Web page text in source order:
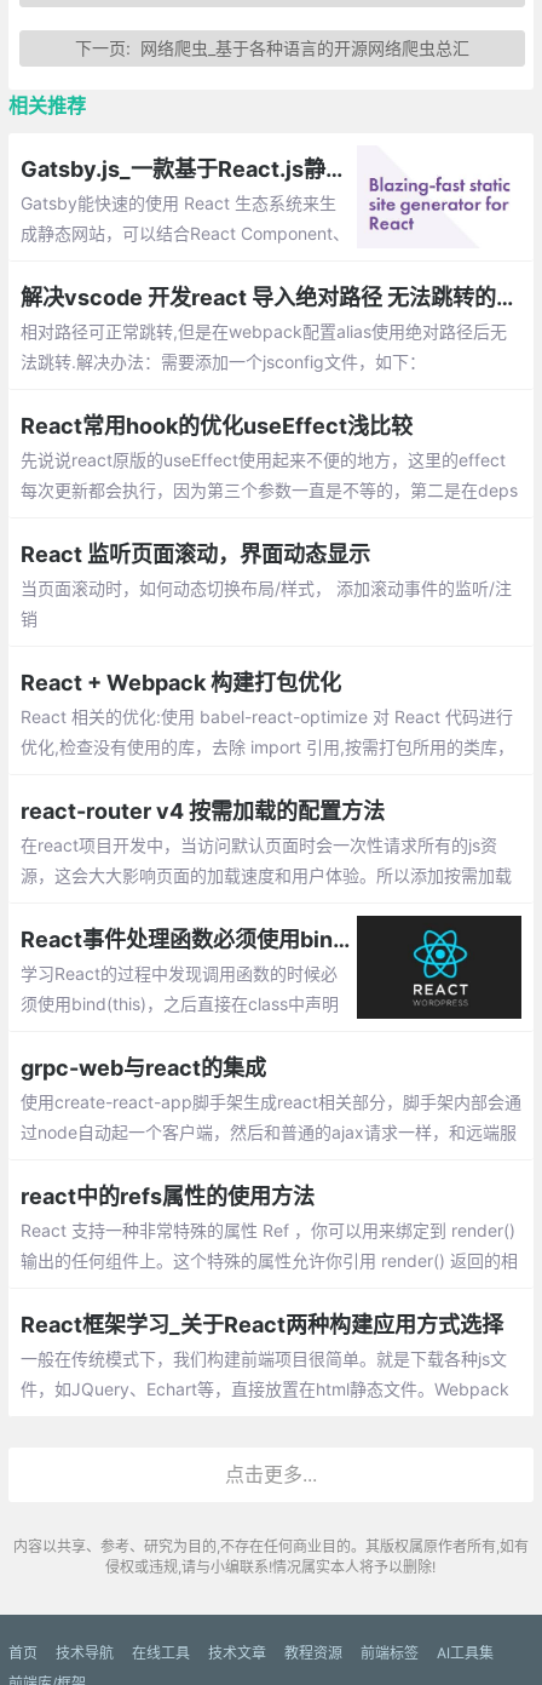
下一页: 网络爬虫_基于各种语言的开源网络爬虫总汇
相关推荐
Gatsby.js_一款基于React.js静态站点生成工具
Gatsby能快速的使用 React 生态系统来生
成静态网站，可以结合React Component、
成让他更强大。
解决vscode 开发react 导入绝对路径 无法跳转的问题
相对路径可正常跳转,但是在webpack配置alias使用绝对路径后无
法跳转.解决办法：需要添加一个jsconfig文件，如下：
React常用hook的优化useEffect浅比较
先说说react原版的useEffect使用起来不便的地方，这里的effect
每次更新都会执行，因为第三个参数一直是不等的，第二是在deps
React 监听页面滚动，界面动态显示
当页面滚动时，如何动态切换布局/样式， 添加滚动事件的监听/注
销
React + Webpack 构建打包优化
React 相关的优化:使用 babel-react-optimize 对 React 代码进行
优化,检查没有使用的库，去除 import 引用,按需打包所用的类库，
面：构建速度慢,打包后的文件体积过大
react-router v4 按需加载的配置方法
在react项目开发中，当访问默认页面时会一次性请求所有的js资
源，这会大大影响页面的加载速度和用户体验。所以添加按需加载
React事件处理函数必须使用bind(this)的原因
学习React的过程中发现调用函数的时候必
须使用bind(this)，之后直接在class中声明
行了一番查阅，总结如下。
grpc-web与react的集成
使用create-react-app脚手架生成react相关部分，脚手架内部会通
过node自动起一个客户端，然后和普通的ajax请求一样，和远端服
求，远端采用docker容器的node服务器，node服务器端使用envo
y作为代理
react中的refs属性的使用方法
React 支持一种非常特殊的属性 Ref ，你可以用来绑定到 render()
输出的任何组件上。这个特殊的属性允许你引用 render() 返回的相
总是拿到正确的实例
React框架学习_关于React两种构建应用方式选择
一般在传统模式下，我们构建前端项目很简单。就是下载各种js文
件，如JQuery、Echart等，直接放置在html静态文件。Webpack
点击更多...
内容以共享、参考、研究为目的,不存在任何商业目的。其版权属原作者所有,如有
侵权或违规,请与小编联系!情况属实本人将予以删除!
首页 技术导航 在线工具 技术文章 教程资源 前端标签
AI工具集